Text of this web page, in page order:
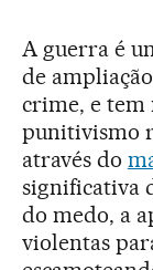
A guerra é
de
crime, e tem
punitivismo
através do
significativa
do medo, a
violentas